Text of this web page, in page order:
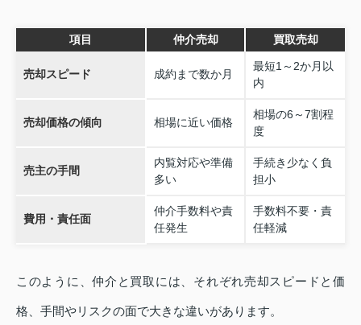
項目 仲介売却 買取売却
売却スピード 成約まで数か月
最短1～2か月以
内
売却価格の傾向 相場に近い価格
相場の6～7割程
度
売主の手間
内覧対応や準備
多い
手続き少なく負
担小
費用・責任面
仲介手数料や責
任発生
手数料不要・責
任軽減
このように、仲介と買取には、それぞれ売却スピードと価
格、手間やリスクの面で大きな違いがあります。